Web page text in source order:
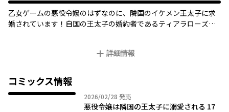
乙女ゲームの悪役令嬢のはずなのに、隣国のイケメン王太子に求
婚されています！自国の王太子の婚約者であるティアラローズ
気がついたときにはすでに「婚約破棄」と「国外追放」を告げら
く…はずが、隣国のイケメン王太子から突然の求婚！？悪役令嬢
のはずが超高スペックな隣国の王子に愛されまくりのラブストー
詳細情報
コミックス情報
2026/02/28 2026年02月28日
発売
悪役令嬢は隣国の王太子に溺愛される 17